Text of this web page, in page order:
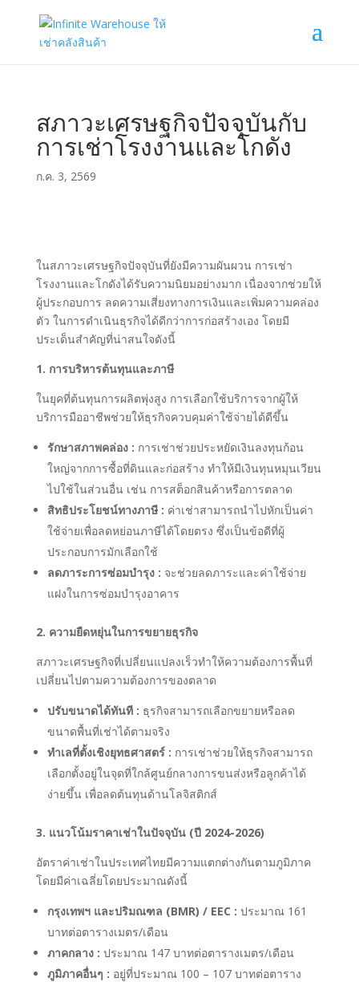
สภาวะเศรษฐกิจปัจจุบันกับ
การเช่าโรงงานและโกดัง
ก.ค. 3, 2569
ในสภาวะเศรษฐกิจปัจจุบันที่ยังมีความผันผวน การเช่า
โรงงานและโกดังได้รับความนิยมอย่างมาก เนื่องจากช่วยให้
ผู้ประกอบการ ลดความเสี่ยงทางการเงินและเพิ่มความคล่อง
ตัว ในการดำเนินธุรกิจได้ดีกว่าการก่อสร้างเอง โดยมี
ประเด็นสำคัญที่น่าสนใจดังนี้
1. การบริหารต้นทุนและภาษี
ในยุคที่ต้นทุนการผลิตพุ่งสูง การเลือกใช้บริการจากผู้ให้
บริการมืออาชีพช่วยให้ธุรกิจควบคุมค่าใช้จ่ายได้ดีขึ้น
รักษาสภาพคล่อง : การเช่าช่วยประหยัดเงินลงทุนก้อน
ใหญ่จากการซื้อที่ดินและก่อสร้าง ทำให้มีเงินทุนหมุนเวียน
ไปใช้ในส่วนอื่น เช่น การสต็อกสินค้าหรือการตลาด
สิทธิประโยชน์ทางภาษี : ค่าเช่าสามารถนำไปหักเป็นค่า
ใช้จ่ายเพื่อลดหย่อนภาษีได้โดยตรง ซึ่งเป็นข้อดีที่ผู้
ประกอบการมักเลือกใช้
ลดภาระการซ่อมบำรุง : จะช่วยลดภาระและค่าใช้จ่าย
แฝงในการซ่อมบำรุงอาคาร
2. ความยืดหยุ่นในการขยายธุรกิจ
สภาวะเศรษฐกิจที่เปลี่ยนแปลงเร็วทำให้ความต้องการพื้นที่
เปลี่ยนไปตามความต้องการของตลาด
ปรับขนาดได้ทันที : ธุรกิจสามารถเลือกขยายหรือลด
ขนาดพื้นที่เช่าได้ตามจริง
ทำเลที่ตั้งเชิงยุทธศาสตร์ : การเช่าช่วยให้ธุรกิจสามารถ
เลือกตั้งอยู่ในจุดที่ใกล้ศูนย์กลางการขนส่งหรือลูกค้าได้
ง่ายขึ้น เพื่อลดต้นทุนด้านโลจิสติกส์
3. แนวโน้มราคาเช่าในปัจจุบัน (ปี 2024-2026)
อัตราค่าเช่าในประเทศไทยมีความแตกต่างกันตามภูมิภาค
โดยมีค่าเฉลี่ยโดยประมาณดังนี้
กรุงเทพฯ และปริมณฑล (BMR) / EEC : ประมาณ 161
บาทต่อตารางเมตร/เดือน
ภาคกลาง : ประมาณ 147 บาทต่อตารางเมตร/เดือน
ภูมิภาคอื่นๆ : อยู่ที่ประมาณ 100 – 107 บาทต่อตาราง